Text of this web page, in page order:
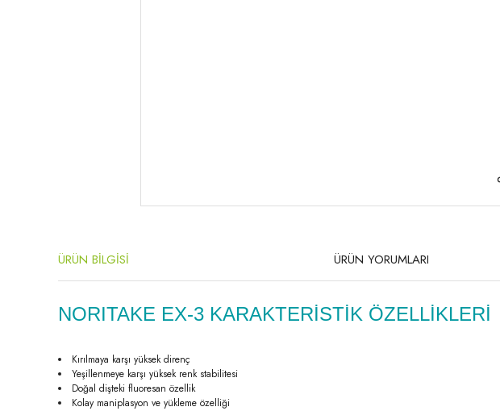
ÜRÜN BİLGİSİ ÜRÜN YORUMLARI
NORITAKE EX-3 KARAKTERİSTİK ÖZELLİKLERİ
Kırılmaya karşı yüksek direnç
Yeşillenmeye karşı yüksek renk stabilitesi
Doğal dişteki fluoresan özellik
Kolay maniplasyon ve yükleme özelliği